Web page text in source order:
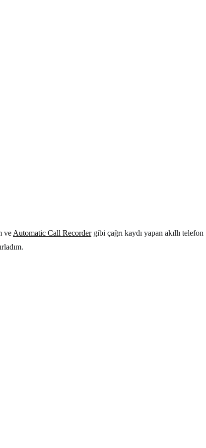
ve Automatic Call Recordergibi çağrı kaydı yapan akıllı telefon